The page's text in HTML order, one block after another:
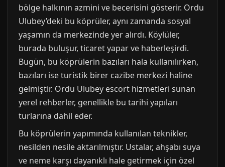
bölge halkının azmini ve becerisini gösterir. Ordu
Ulubey’deki bu köprüler, aynı zamanda sosyal
yaşamın da merkezinde yer alırdı. Köylüler,
burada buluşur, ticaret yapar ve haberleşirdi.
Bugün, bu köprülerin bazıları hala kullanılırken,
bazıları ise turistik birer cazibe merkezi haline
gelmiştir. Ordu Ulubey escort hizmetleri sunan
yerel rehberler, genellikle bu tarihi yapıları
turlarına dahil eder.
Bu köprülerin yapımında kullanılan teknikler,
nesilden nesile aktarılmıştır. Ustalar, ahşabı suya
ve neme karşı dayanıklı hale getirmek için özel